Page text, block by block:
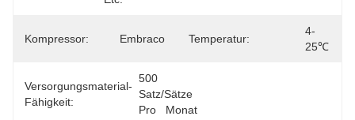
Kompressor: Embraco Temperatur:
4-
25℃
Versorgungsmaterial-
Fähigkeit:
500
Satz/Sätze
Pro   Monat